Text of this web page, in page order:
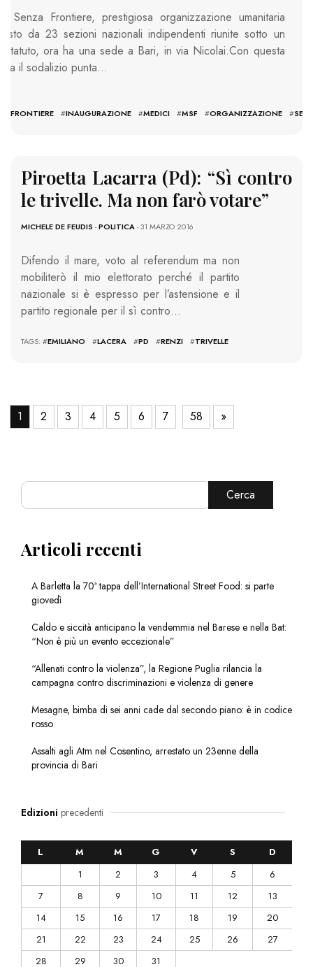
Senza Frontiere, prestigiosa organizzazione umanitaria
da 23 sezioni nazionali indipendenti riunite sotto un
statuto, ora ha una sede a Bari, in via Nicolai.Con questa
il sodalizio punta…
FRONTIERE #INAUGURAZIONE #MEDICI #MSF #ORGANIZZAZIONE #
Piroetta Lacarra (Pd): “Sì contro
le trivelle. Ma non farò votare”
MICHELE DE FEUDIS -POLITICA- 31 MARZO 2016
Difendo il mare, voto al referendum ma non
mobiliterò il mio elettorato perché il partito
nazionale si è espresso per l’astensione e il
partito regionale per il sì contro…
TAGS: #EMILIANO #LACERA #PD #RENZI #TRIVELLE
1 2 3 4 5 6 7 58 »
Cerca
Articoli recenti
A Barletta la 70ª tappa dell’International Street Food: si parte
giovedì
Caldo e siccità anticipano la vendemmia nel Barese e nella Bat:
“Non è più un evento eccezionale”
“Allenati contro la violenza”, la Regione Puglia rilancia la
campagna contro discriminazioni e violenza di genere
Mesagne, bimba di sei anni cade dal secondo piano: è in codice
rosso
Assalti agli Atm nel Cosentino, arrestato un 23enne della
provincia di Bari
Edizioni precedenti
L M M G V S
D
1
2 3 4 5
6
7
8 9 10 11 12
13
14
15 16 17 18 19
20
21
22 23 24 25 26
27
28
29 30 31